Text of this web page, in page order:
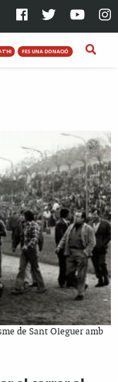
T'HI FES UNA DONACIÓ
de Sant Oleguer amb